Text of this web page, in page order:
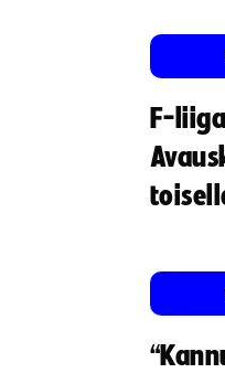
F-